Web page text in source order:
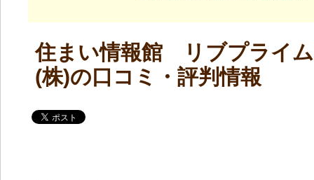
住まい情報館 リブプライ
(株)の口コミ・評判情報